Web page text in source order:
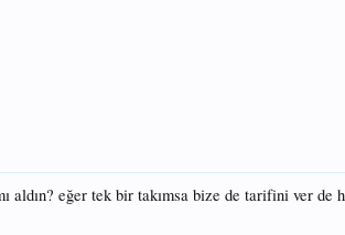
aldın? eğer tek bir takımsa bize de tarifini ver de